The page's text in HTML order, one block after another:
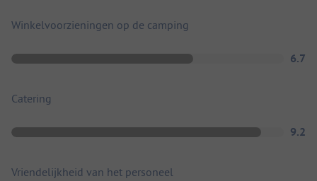
Winkelvoorzieningen op de camping
6.7
Catering
9.2
Vriendelijkheid van het personeel